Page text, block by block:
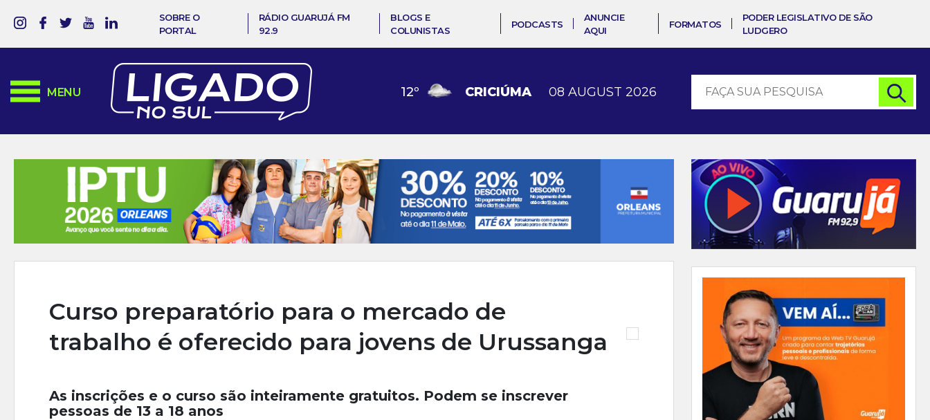
SOBRE O
PORTAL
RÁDIO GUARUJÁ FM
92.9
BLOGS E
COLUNISTAS
PODCASTS
ANUNCIE
AQUI
FORMATOS
PODER LEGISLATIVO DE SÃO
LUDGERO
MENU 12º CRICIÚMA 08 AUGUST 2026
Curso preparatório para o mercado de
trabalho é oferecido para jovens de Urussanga
As inscrições e o curso são inteiramente gratuitos. Podem se inscrever
pessoas de 13 a 18 anos